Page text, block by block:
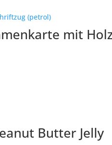
mit
Butter Jelly